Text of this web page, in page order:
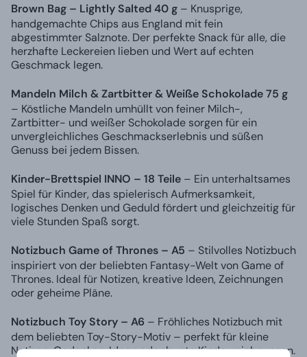
Brown Bag – Lightly Salted 40 g – Knusprige,
handgemachte Chips aus England mit fein
abgestimmter Salznote. Der perfekte Snack für alle, die
herzhafte Leckereien lieben und Wert auf echten
Geschmack legen.
Mandeln Milch & Zartbitter & Weiße Schokolade 75 g
– Köstliche Mandeln umhüllt von feiner Milch-,
Zartbitter- und weißer Schokolade sorgen für ein
unvergleichliches Geschmackserlebnis und süßen
Genuss bei jedem Bissen.
Kinder-Brettspiel INNO – 18 Teile – Ein unterhaltsames
Spiel für Kinder, das spielerisch Aufmerksamkeit,
logisches Denken und Geduld fördert und gleichzeitig für
viele Stunden Spaß sorgt.
Notizbuch Game of Thrones – A5 – Stilvolles Notizbuch
inspiriert von der beliebten Fantasy-Welt von Game of
Thrones. Ideal für Notizen, kreative Ideen, Zeichnungen
oder geheime Pläne.
Notizbuch Toy Story – A6 – Fröhliches Notizbuch mit
dem beliebten Toy-Story-Motiv – perfekt für kleine
Notizen, Gedanken, Ideen oder bunte Kinderzeichnungen.